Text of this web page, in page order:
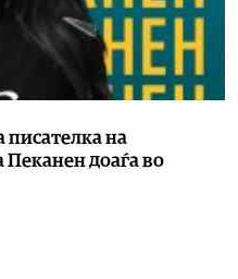
писателка на
доаѓа во